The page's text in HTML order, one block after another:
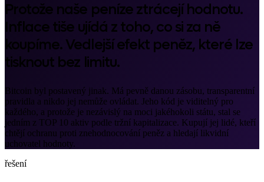
Protože naše peníze ztrácejí hodnotu.
Inflace tiše ujídá z toho, co si za ně
koupíme. Vedlejší efekt peněz, které lze
tisknout bez limitu.
Bitcoin byl postavený jinak. Má pevně danou zásobu, transparentní
pravidla a nikdo jej nemůže ovládat. Jeho kód je viditelný pro
každého, a protože je nezávislý na moci jakéhokoli státu, stal se
jedním z TOP 10 aktiv podle tržní kapitalizace. Kupují jej lidé, kteří
chtějí ochranu proti znehodnocování peněz a hledají likvidní
uchovatel hodnoty.
řešení